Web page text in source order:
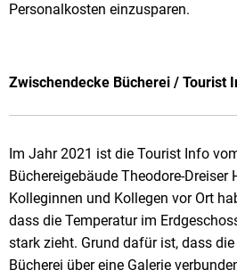
Personalkosten einzusparen.
Zwischendecke Bücherei / Tourist
Im Jahr 2021 ist die Tourist Info
Büchereigebäude Theodore-Dreiser
Kolleginnen und Kollegen vor Ort
dass die Temperatur im
stark zieht. Grund dafür ist, dass
Bücherei über eine Galerie